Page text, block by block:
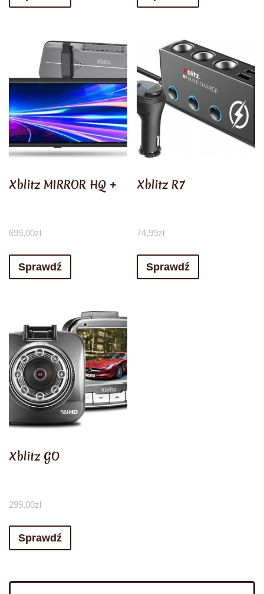
Xblitz MIRROR HQ +
699,00zł
Sprawdź
Xblitz R7
74,99zł
Sprawdź
Xblitz GO
299,00zł
Sprawdź